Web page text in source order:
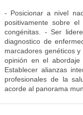
- Posicionar a nivel
positivamente sobre
congénitas. - Ser
diagnostico de
marcadores genéticos
opinión en el
Establecer alianzas
profesionales de la
acorde al panorama